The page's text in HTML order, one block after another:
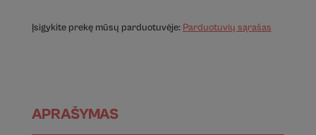
Įsigykite prekę mūsų parduotuvėje: Parduotuvių sąrašas
APRAŠYMAS